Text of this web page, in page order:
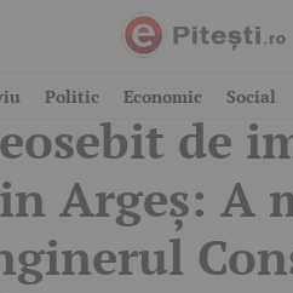
Politic Economic Social
la o
de
Argeș: A